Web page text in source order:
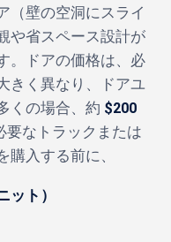
（壁の空洞にスライ
や省スペース設計が
。ドアの価格は、必
きく異なり、ドアユ
くの場合、約 $200
要なトラックまたは
入する前に、
ット）